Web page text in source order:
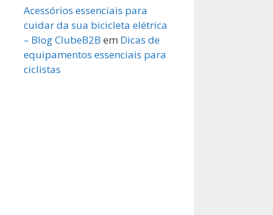
Acessórios essenciais para
cuidar da sua bicicleta elétrica
– Blog ClubeB2B em Dicas de
equipamentos essenciais para
ciclistas